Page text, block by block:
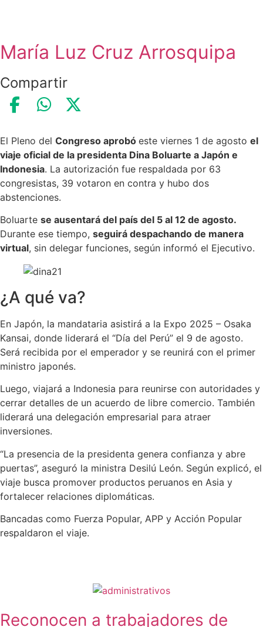
María Luz Cruz Arrosquipa
Compartir
El Pleno del Congreso aprobó este viernes 1 de agosto el
viaje oficial de la presidenta Dina Boluarte a Japón e
Indonesia. La autorización fue respaldada por 63
congresistas, 39 votaron en contra y hubo dos
abstenciones.
Boluarte se ausentará del país del 5 al 12 de agosto.
Durante ese tiempo, seguirá despachando de manera
virtual, sin delegar funciones, según informó el Ejecutivo.
¿A qué va?
En Japón, la mandataria asistirá a la Expo 2025 – Osaka
Kansai, donde liderará el “Día del Perú” el 9 de agosto.
Será recibida por el emperador y se reunirá con el primer
ministro japonés.
Luego, viajará a Indonesia para reunirse con autoridades y
cerrar detalles de un acuerdo de libre comercio. También
liderará una delegación empresarial para atraer
inversiones.
“La presencia de la presidenta genera confianza y abre
puertas”, aseguró la ministra Desilú León. Según explicó, el
viaje busca promover productos peruanos en Asia y
fortalecer relaciones diplomáticas.
Bancadas como Fuerza Popular, APP y Acción Popular
respaldaron el viaje.
Reconocen a trabajadores de